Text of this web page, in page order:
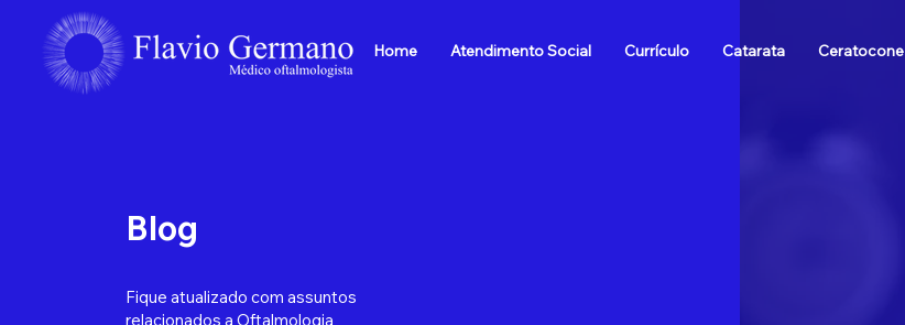
Home Atendimento Social Currículo Catarata Ceratocone
Blog
Fique atualizado com assuntos
relacionados a Oftalmologia